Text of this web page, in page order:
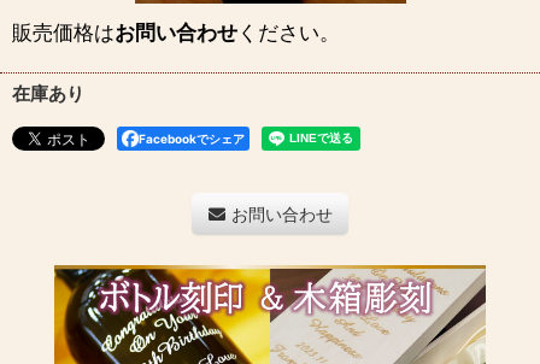
販売価格はお問い合わせください。
在庫あり
Facebookでシェア
お問い合わせ